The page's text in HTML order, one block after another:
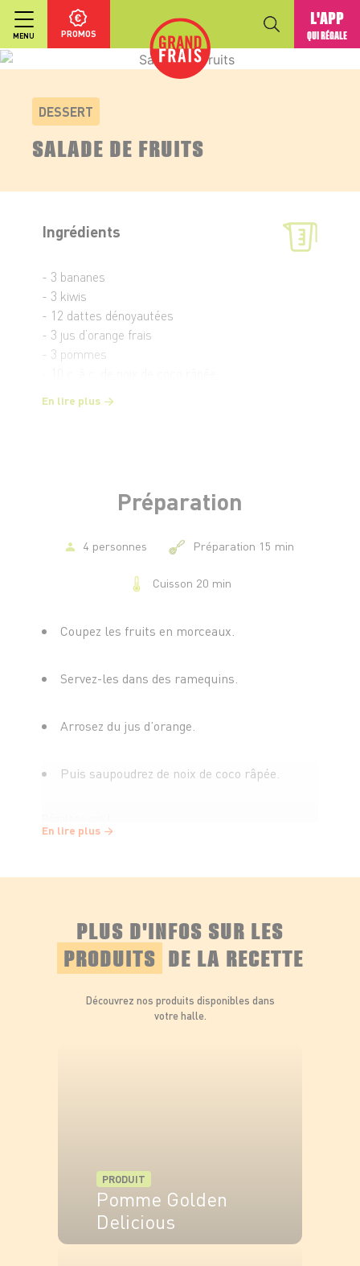
MENU PROMOS
L'APP
QUI RÉGALE
DESSERT
SALADE DE FRUITS
Ingrédients
- 3 bananes
- 3 kiwis
- 12 dattes dénoyautées
- 3 jus d’orange frais
- 3 pommes
En lire plus
Préparation
4 personnes Préparation 15 min
Cuisson 20 min
Coupez les fruits en morceaux.
Servez-les dans des ramequins.
Arrosez du jus d’orange.
Puis saupoudrez de noix de coco râpée.
En lire plus
PLUS D'INFOS SUR LES
PRODUITS DE LA RECETTE
Découvrez nos produits disponibles dans
votre halle.
PRODUIT
Pomme Golden
Delicious